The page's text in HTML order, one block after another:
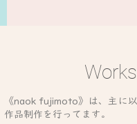
Works
《naok fujimoto》は、主に
作品制作を行ってます。